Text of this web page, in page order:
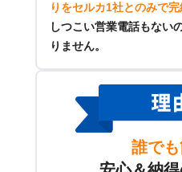
りをセルカ1社とのみで
しつこい営業電話もない
りません。
誰で